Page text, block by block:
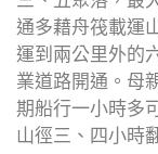
通多藉舟筏載運
運到兩公里外的
業道路開通。母
期船行一小時多
山徑三、四小時